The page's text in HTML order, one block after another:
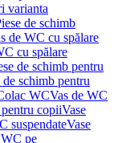
varianta
de schimb
de WC cu spălare
cu spălare
de schimb pentru
de schimb pentru
WCVas de WC
copiiVase
suspendateVase
pe